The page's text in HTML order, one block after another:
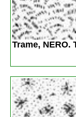
Trame, NERO.